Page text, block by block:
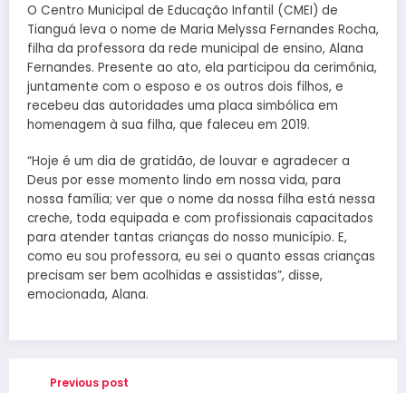
O Centro Municipal de Educação Infantil (CMEI) de
Tianguá leva o nome de Maria Melyssa Fernandes Rocha,
filha da professora da rede municipal de ensino, Alana
Fernandes. Presente ao ato, ela participou da cerimônia,
juntamente com o esposo e os outros dois filhos, e
recebeu das autoridades uma placa simbólica em
homenagem à sua filha, que faleceu em 2019.
“Hoje é um dia de gratidão, de louvar e agradecer a
Deus por esse momento lindo em nossa vida, para
nossa família; ver que o nome da nossa filha está nessa
creche, toda equipada e com profissionais capacitados
para atender tantas crianças do nosso município. E,
como eu sou professora, eu sei o quanto essas crianças
precisam ser bem acolhidas e assistidas”, disse,
emocionada, Alana.
Previous post